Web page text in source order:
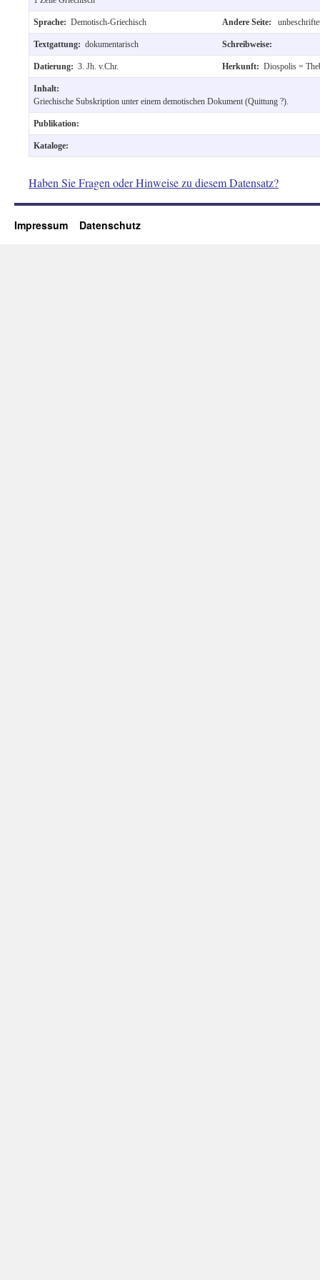
Sprache: Demotisch-Griechisch Andere Seite:
Textgattung: dokumentarisch Schreibweise:
Datierung: 3. Jh. v.Chr. Herkunft: Diospolis =
Inhalt:
Griechische Subskription unter einem demotischen Dokument (Quittung ?).
Publikation:
Kataloge:
Haben Sie Fragen oder Hinweise zu diesem Datensatz?
Impressum Datenschutz